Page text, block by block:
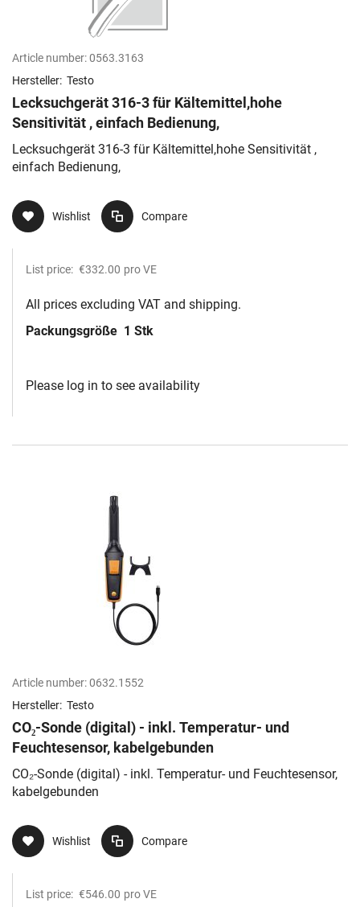
Article number:0563.3163
Hersteller: Testo
Lecksuchgerät 316-3 für Kältemittel,hohe
Sensitivität , einfach Bedienung,
Lecksuchgerät 316-3 für Kältemittel,hohe Sensitivität ,
einfach Bedienung,
Wishlist Compare
List price: €332.00 pro VE
All prices excluding VAT and shipping.
Packungsgröße 1 Stk
Please log in to see availability
Article number:0632.1552
Hersteller: Testo
CO₂-Sonde (digital) - inkl. Temperatur- und
Feuchtesensor, kabelgebunden
CO₂-Sonde (digital) - inkl. Temperatur- und Feuchtesensor,
kabelgebunden
Wishlist Compare
List price: €546.00 pro VE